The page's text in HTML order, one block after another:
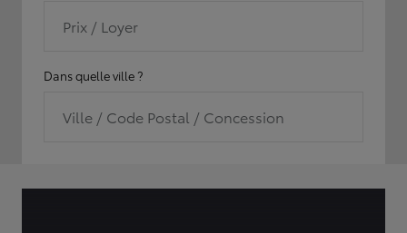
Prix / Loyer
Dans quelle ville ?
Ville / Code Postal / Concession